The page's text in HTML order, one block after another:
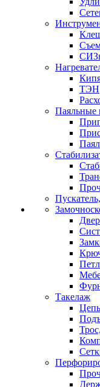
ТЭН
Паяльные
Такелаж